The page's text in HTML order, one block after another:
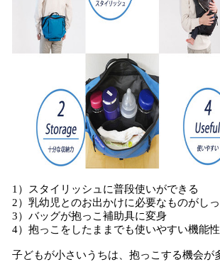
1）スタイリッシュに普段使いができる
2）乳幼児とのお出かけに必要なものがし
3）バッグが抱っこ補助具に変身
4）抱っこをしたままでも使いやすい機能性
子どもが小さいうちは、抱っこする機会が